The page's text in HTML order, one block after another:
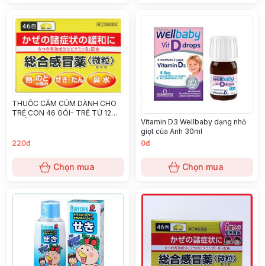
THUỐC CẢM CÚM DÀNH CHO
TRẺ CON 46 GÓI- TRẺ TỪ 12
220đ
Chọn mua
Vitamin D3 Wellbaby dạng nhỏ
giọt của Anh 30ml
0đ
Chọn mua